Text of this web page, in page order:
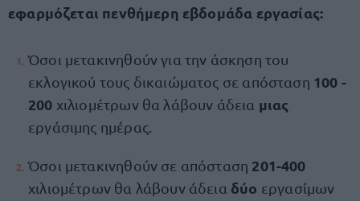
εφαρμόζεται πενθήμερη εβδομάδα εργασίας:
Όσοι μετακινηθούν για την άσκηση του
εκλογικού τους δικαιώματος σε απόσταση 100 -
200 χιλιομέτρων θα λάβουν άδεια μιας
εργάσιμης ημέρας.
Όσοι μετακινηθούν σε απόσταση 201-400
χιλιομέτρων θα λάβουν άδεια δύο εργασίμων